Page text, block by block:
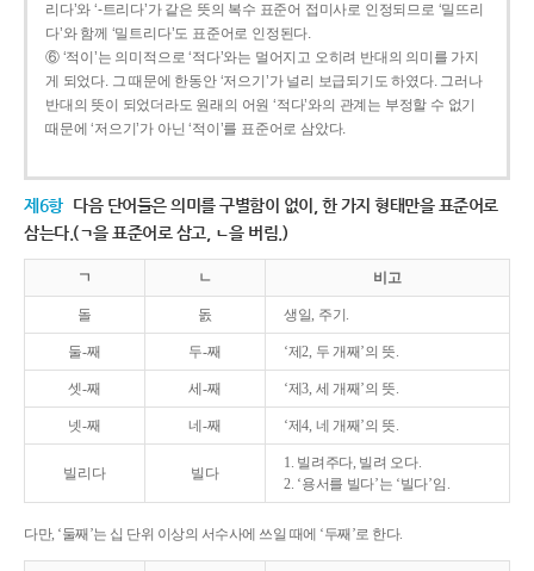
리다’와 ‘-트리다’가 같은 뜻의 복수 표준어 접미사로 인정되므로 ‘밀뜨리
다’와 함께 ‘밀트리다’도 표준어로 인정된다.
⑥ ‘적이’는 의미적으로 ‘적다’와는 멀어지고 오히려 반대의 의미를 가지
게 되었다. 그 때문에 한동안 ‘저으기’가 널리 보급되기도 하였다. 그러나
반대의 뜻이 되었더라도 원래의 어원 ‘적다’와의 관계는 부정할 수 없기
때문에 ‘저으기’가 아닌 ‘적이’를 표준어로 삼았다.
제6항 다음 단어들은 의미를 구별함이 없이, 한 가지 형태만을 표준어로
삼는다.(ㄱ을 표준어로 삼고, ㄴ을 버림.)
ㄱ ㄴ 비고
돌 돐 생일, 주기.
둘-째 두-째 ‘제2, 두 개째’의 뜻.
셋-째 세-째 ‘제3, 세 개째’의 뜻.
넷-째 네-째 ‘제4, 네 개째’의 뜻.
빌리다 빌다
1. 빌려주다, 빌려 오다.
2. ‘용서를 빌다’는 ‘빌다’임.
다만, ‘둘째’는 십 단위 이상의 서수사에 쓰일 때에 ‘두째’로 한다.